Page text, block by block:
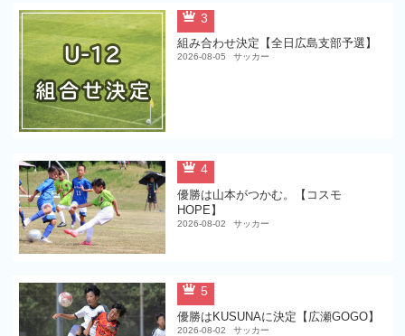
3
組み合わせ決定【全日広島支部予選】
2026-08-05 サッカー
4
優勝は山本がつかむ。【コスモ
HOPE】
2026-08-02 サッカー
5
優勝はKUSUNAに決定【広瀬GOGO】
2026-08-02 サッカー